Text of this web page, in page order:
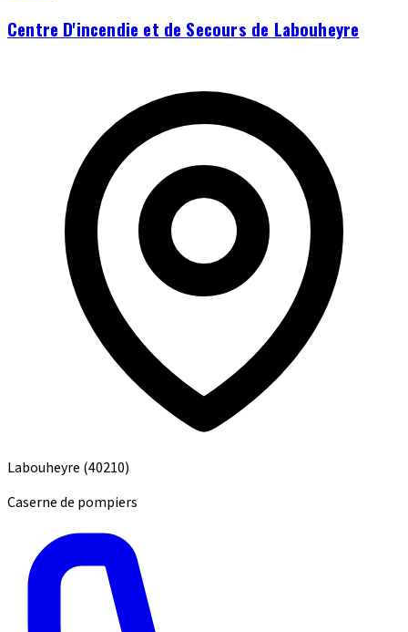
Centre D'incendie et de Secours de Labouheyre
Labouheyre (40210)
Caserne de pompiers